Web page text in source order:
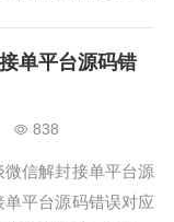
了，现在登录需要
单平台源码错
838
信解封接单平台源
平台源码错误对应